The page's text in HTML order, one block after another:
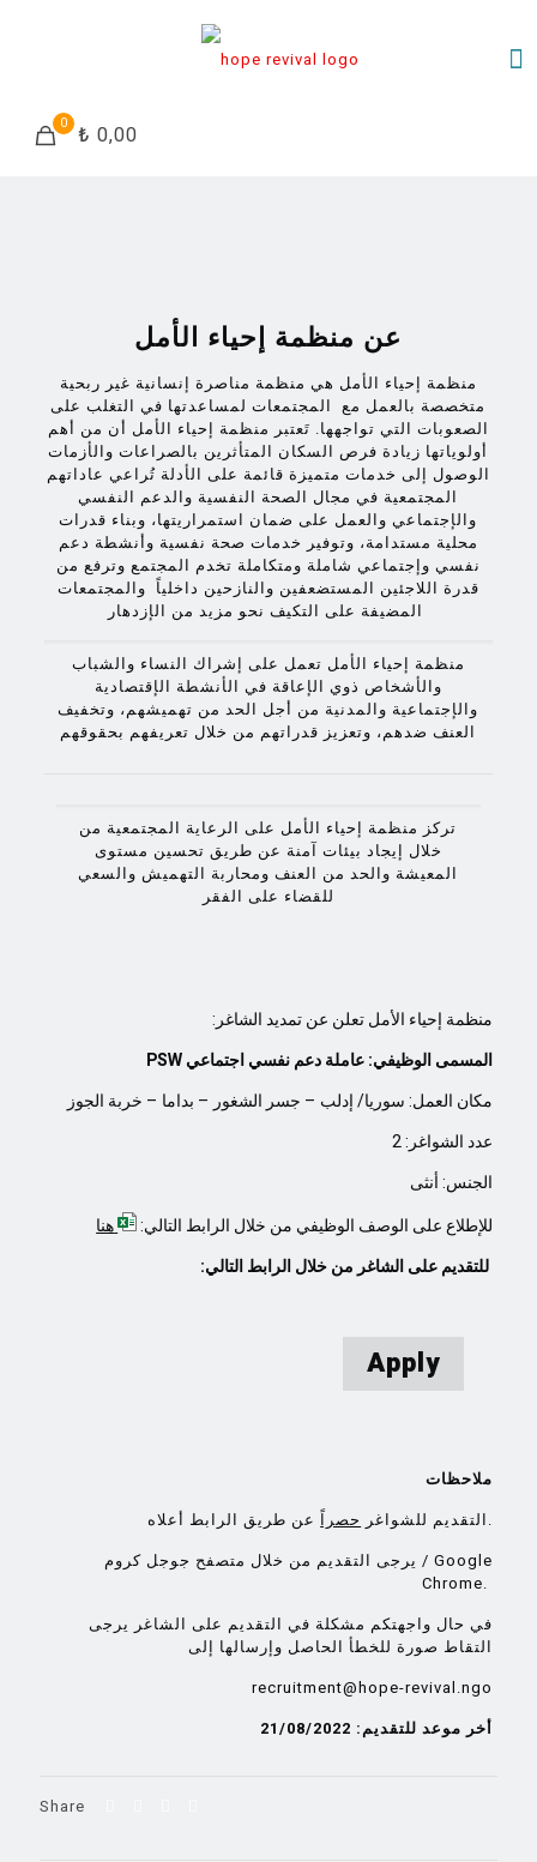
0 ₺ 0,00
عن منظمة إحياء الأمل
منظمة إحياء الأمل هي منظمة مناصرة إنسانية غير ربحية
متخصصة بالعمل مع المجتمعات لمساعدتها في التغلب على
الصعوبات التي تواجهها. تَعتبر منظمة إحياء الأمل أن من أهم
أولوياتها زيادة فرص السكان المتأثرين بالصراعات والأزمات
الوصول إلى خدمات متميزة قائمة على الأدلة تُراعي عاداتهم
المجتمعية في مجال الصحة النفسية والدعم النفسي
والإجتماعي والعمل على ضمان استمراريتها، وبناء قدرات
محلية مستدامة، وتوفير خدمات صحة نفسية وأنشطة دعم
نفسي وإجتماعي شاملة ومتكاملة تخدم المجتمع وترفع من
قدرة اللاجئين المستضعفين والنازحين داخلياً والمجتمعات
منظمة إحياء الأمل تعمل على إشراك النساء والشباب
والأشخاص ذوي الإعاقة في الأنشطة الإقتصادية
والإجتماعية والمدنية من أجل الحد من تهميشهم، وتخفيف
العنف ضدهم، وتعزيز قدراتهم من خلال تعريفهم بحقوقهم
تركز منظمة إحياء الأمل على الرعاية المجتمعية من
خلال إيجاد بيئات آمنة عن طريق تحسين مستوى
المعيشة والحد من العنف ومحاربة التهميش والسعي
للقضاء على الفقر
منظمة إحياء الأمل تعلن عن تمديد الشاغر:
PSW
المسمى الوظيفي:عاملة دعم نفسي اجتماعي
مكان العمل: سوريا/ إدلب – جسر الشغور – بداما – خربة الجوز
عدد الشواغر:2
الجنس: أنثى
للإطلاع على الوصف الوظيفي من خلال الرابط التالي:
هنا
للتقديم على الشاغر من خلال الرابط التالي:
Apply
ملاحظات
التقديم للشواغر حصراً
عن طريق الرابط أعلاه.
يرجى التقديم من خلال متصفح جوجل كروم / Google
Chrome.
في حال واجهتكم مشكلة في التقديم على الشاغر يرجى
التقاط صورة للخطأ الحاصل وإرسالها إلى
recruitment@hope-revival.ngo
أخر موعد للتقديم: 21/08/2022
Share